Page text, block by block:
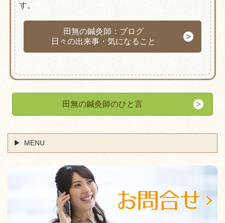
す。
田無の鍼灸師：ブログ
日々の出来事・気になること
田無の鍼灸師のひと言
MENU